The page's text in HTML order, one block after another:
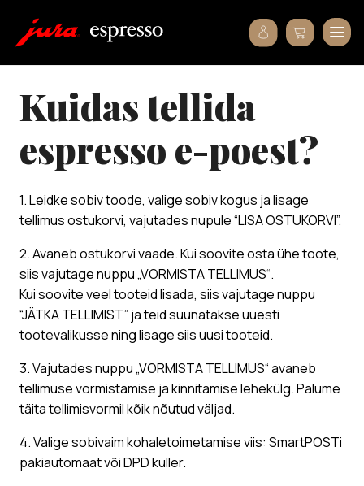
kuidas tellida
espresso e-poest?
1. Leidke sobiv toode, valige sobiv kogus ja lisage
tellimus ostukorvi, vajutades nupule “LISA OSTUKORVI”.
2. Avaneb ostukorvi vaade. Kui soovite osta ühe toote,
siis vajutage nuppu „VORMISTA TELLIMUS“.
Kui soovite veel tooteid lisada, siis vajutage nuppu
“JÄTKA TELLIMIST” ja teid suunatakse uuesti
tootevalikusse ning lisage siis uusi tooteid.
3. Vajutades nuppu „VORMISTA TELLIMUS“ avaneb
tellimuse vormistamise ja kinnitamise lehekülg. Palume
täita tellimisvormil kõik nõutud väljad.
4. Valige sobivaim kohaletoimetamise viis: SmartPOSTi
pakiautomaat või DPD kuller.